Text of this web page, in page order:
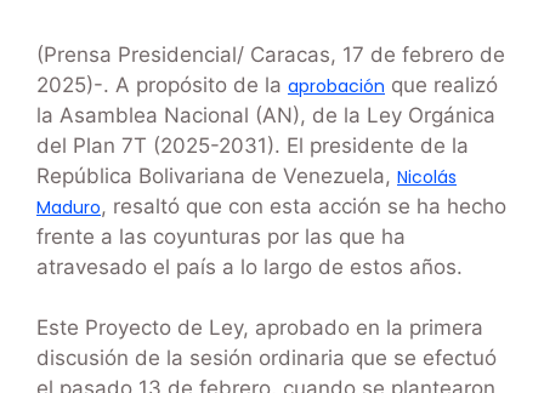
(Prensa Presidencial/ Caracas, 17 de febrero de
2025)-. A propósito de la aprobación que realizó
la Asamblea Nacional (AN), de la Ley Orgánica
del Plan 7T (2025-2031). El presidente de la
República Bolivariana de Venezuela, Nicolás
Maduro, resaltó que con esta acción se ha hecho
frente a las coyunturas por las que ha
atravesado el país a lo largo de estos años.
Este Proyecto de Ley, aprobado en la primera
discusión de la sesión ordinaria que se efectuó